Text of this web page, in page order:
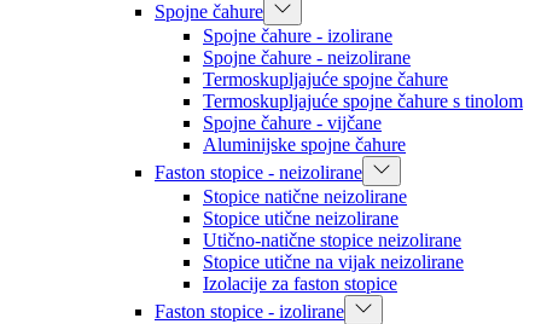
Spojne čahure
Spojne čahure - izolirane
Spojne čahure - neizolirane
Termoskupljajuće spojne čahure
Termoskupljajuće spojne čahure s tinolom
Spojne čahure - vijčane
Aluminijske spojne čahure
Faston stopice - neizolirane
Stopice natične neizolirane
Stopice utične neizolirane
Utično-natične stopice neizolirane
Stopice utične na vijak neizolirane
Izolacije za faston stopice
Faston stopice - izolirane